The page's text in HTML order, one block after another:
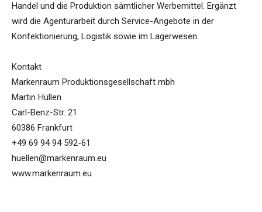
Handel und die Produktion sämtlicher Werbemittel. Ergänzt
wird die Agenturarbeit durch Service-Angebote in der
Konfektionierung, Logistik sowie im Lagerwesen.
Kontakt
Markenraum Produktionsgesellschaft mbh
Martin Hüllen
Carl-Benz-Str. 21
60386 Frankfurt
+49 69 94 94 592-61
huellen@markenraum.eu
www.markenraum.eu